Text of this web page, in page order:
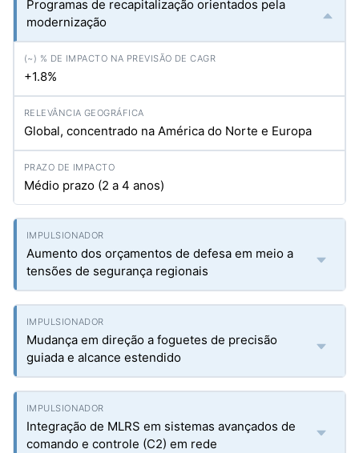
Programas de recapitalização orientados pela
modernização
+1.8%
Global, concentrado na América do Norte e Europa
Médio prazo (2 a 4 anos)
Aumento dos orçamentos de defesa em meio a
tensões de segurança regionais
Mudança em direção a foguetes de precisão
guiada e alcance estendido
Integração de MLRS em sistemas avançados de
comando e controle (C2) em rede